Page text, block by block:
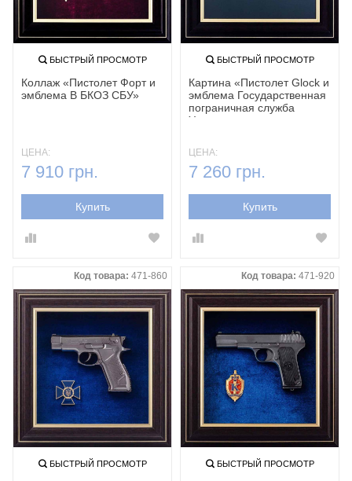
БЫСТРЫЙ ПРОСМОТР
Коллаж «Пистолет Форт и
эмблема В БКОЗ СБУ»
ЦЕНА:
7 910 грн.
Купить
БЫСТРЫЙ ПРОСМОТР
Картина «‎Пистолет Glock и
эмблема Государственная
пограничная служба
Украины»
ЦЕНА:
7 260 грн.
Купить
Код товара: 471-860
БЫСТРЫЙ ПРОСМОТР
Код товара: 471-920
БЫСТРЫЙ ПРОСМОТР